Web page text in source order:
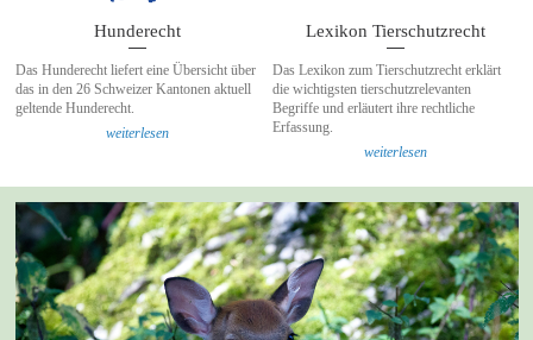
Hunderecht
Das Hunderecht liefert eine Übersicht über
das in den 26 Schweizer Kantonen aktuell
geltende Hunderecht.
weiterlesen
Lexikon Tierschutzrecht
Das Lexikon zum Tierschutzrecht erklärt
die wichtigsten tierschutzrelevanten
Begriffe und erläutert ihre rechtliche
Erfassung.
weiterlesen